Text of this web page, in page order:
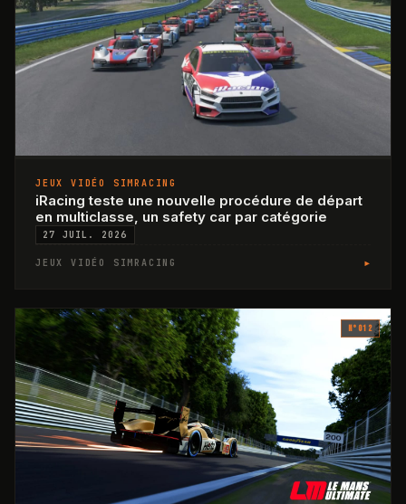
JEUX VIDÉO SIMRACING
iRacing teste une nouvelle procédure de départ
en multiclasse, un safety car par catégorie
27 JUIL. 2026
JEUX VIDÉO SIMRACING ▸
N° 012